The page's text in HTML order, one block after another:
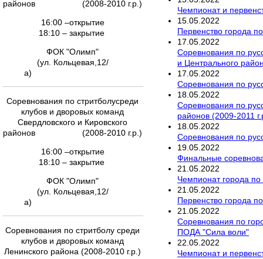
районов (2008-2010 г.р.)
16:00 –открытие
18:10 – закрытие
ФОК "Олимп"
(ул. Кольцевая,12/
а)
Соревнования по стритболусреди
клубов и дворовых команд
Свердловского и Кировского
районов (2008-2010 г.р.)
16:00 –открытие
18:10 – закрытие
ФОК "Олимп"
(ул. Кольцевая,12/
а)
Соревнования по стритболу среди
клубов и дворовых команд
Ленинского района (2008-2010 г.р.)
Чемпионат и
15 05 2022
Первенство города
17 05 2022
Соревнования по
и Центрального
17 05 2022
Соревнования по
18 05 2022
Соревнования по
районов (2009-2011
18 05 2022
Соревнования по
19 05 2022
Финальные
21 05 2022
Чемпионат города по
21 05 2022
Первенство города
21 05 2022
Соревнования по
ПОДА "Сила воли"
22 05 2022
Чемпионат и